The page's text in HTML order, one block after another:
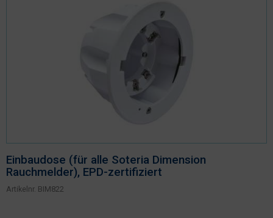
Einbaudose (für alle Soteria Dimension
Rauchmelder), EPD-zertifiziert
Artikelnr. BIM822